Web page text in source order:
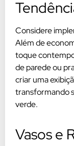
Considere
Além de
toque
de parede ou
criar uma
transformando
verde.
Vasos e